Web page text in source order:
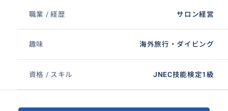
職業 / 経歴 サロン経営
趣味 海外旅行・ダイビング
資格 / スキル JNEC技能検定1級